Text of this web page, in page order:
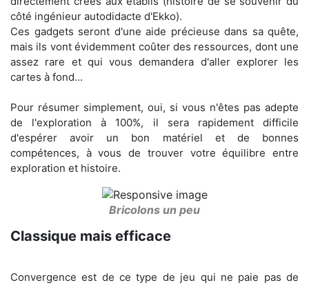
côté ingénieur autodidacte d'Ekko).
Ces gadgets seront d'une aide précieuse dans sa quête,
mais ils vont évidemment coûter des ressources, dont une
assez rare et qui vous demandera d'aller explorer les
cartes à fond...
Pour résumer simplement, oui, si vous n'êtes pas adepte
de l'exploration à 100%, il sera rapidement difficile
d'espérer avoir un bon matériel et de bonnes
compétences, à vous de trouver votre équilibre entre
exploration et histoire.
Bricolons un peu
Classique mais efficace
Convergence est de ce type de jeu qui ne paie pas de